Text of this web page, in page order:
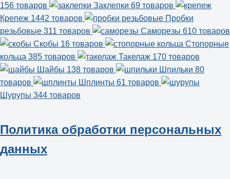
156 товаров
Заклепки 69 товаров
Крепеж 1442 товаров
Пробки
резьбовые 311 товаров Саморезы 610 товаров
Скобы 16 товаров
Стопорные
кольца 385 товаров Такелаж 170 товаров
Шайбы 138 товаров Шпильки 80
товаров
Шплинты 61 товаров
Шурупы 344 товаров
Политика обработки персональных
данных